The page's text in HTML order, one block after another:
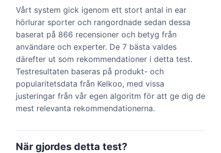
Vårt system gick igenom ett stort antal in ear
hörlurar sporter och rangordnade sedan dessa
baserat på 866 recensioner och betyg från
användare och experter. De 7 bästa valdes
därefter ut som rekommendationer i detta test.
Testresultaten baseras på produkt- och
popularitetsdata från Kelkoo, med vissa
justeringar från vår egen algoritm för att ge dig de
mest relevanta rekommendationerna.
När gjordes detta test?